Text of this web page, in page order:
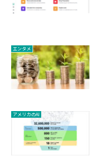
エンタメ
アメリカのAI